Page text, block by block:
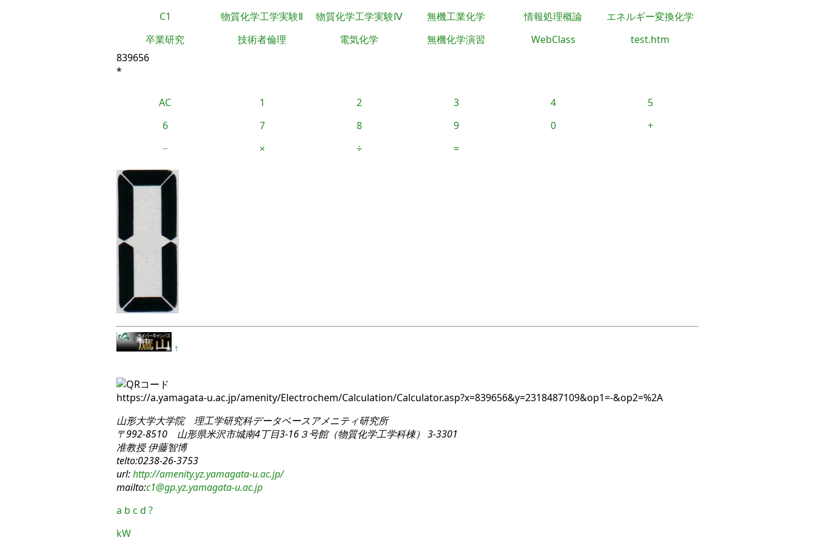
C1 物質化学工学実験Ⅱ 物質化学工学実験Ⅳ 無機工業化学 情報処理概論
エネルギー変換化学
卒業研究
技術者倫理 電気化学 無機化学演習 WebClass
test.htm
839656
*
AC 1 2 3 4
5
6
7 8 9 0
+
−
× ÷ =
↑
https://a.yamagata-u.ac.jp/amenity/Electrochem/Calculation/Calculator.asp?x=839656&y=2318487109&op1=-&op2=%2A
山形大学大学院 理工学研究科データベースアメニティ研究所
〒992-8510 山形県米沢市城南4丁目3-16３号館（物質化学工学科棟） 3-3301
准教授 伊藤智博
telto:0238-26-3753
url:http://amenity.yz.yamagata-u.ac.jp/
mailto:c1@gp.yz.yamagata-u.ac.jp
a b c d ?
kW